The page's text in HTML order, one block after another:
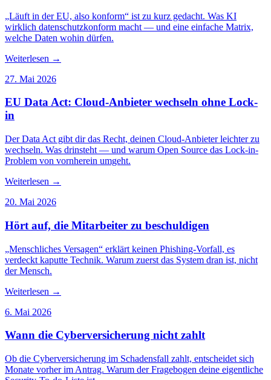
„Läuft in der EU, also konform“ ist zu kurz gedacht. Was KI
wirklich datenschutzkonform macht — und eine einfache Matrix,
welche Daten wohin dürfen.
Weiterlesen →
27. Mai 2026
EU Data Act: Cloud-Anbieter wechseln ohne Lock-
in
Der Data Act gibt dir das Recht, deinen Cloud-Anbieter leichter zu
wechseln. Was drinsteht — und warum Open Source das Lock-in-
Problem von vornherein umgeht.
Weiterlesen →
20. Mai 2026
Hört auf, die Mitarbeiter zu beschuldigen
„Menschliches Versagen“ erklärt keinen Phishing-Vorfall, es
verdeckt kaputte Technik. Warum zuerst das System dran ist, nicht
der Mensch.
Weiterlesen →
6. Mai 2026
Wann die Cyberversicherung nicht zahlt
Ob die Cyberversicherung im Schadensfall zahlt, entscheidet sich
Monate vorher im Antrag. Warum der Fragebogen deine eigentliche